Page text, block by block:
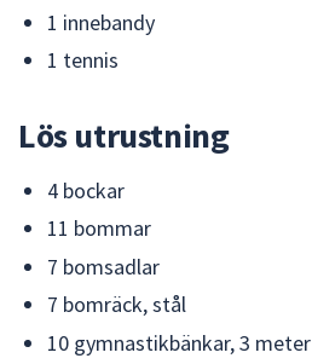
1 innebandy
1 tennis
Lös utrustning
4 bockar
11 bommar
7 bomsadlar
7 bomräck, stål
10 gymnastikbänkar, 3 meter